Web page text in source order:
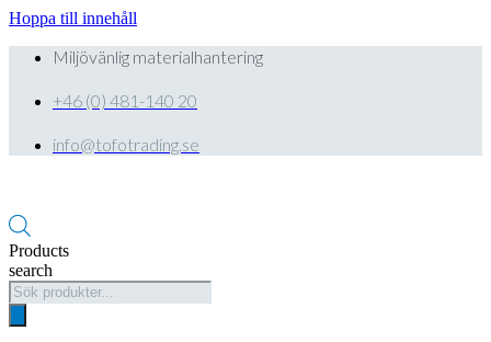
Hoppa till innehåll
Miljövänlig materialhantering
+46 (0) 481-140 20
info@tofotrading.se
Products
search